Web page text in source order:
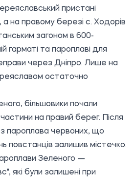
пристані
на правому березі с. Ходорів
загоном в 600-
гарматі та пароплаві для
через Дніпро. Лише на
остаточно
більшовики почали
на правий берег. Після
пароплава червоних, що
повстанців залишив містечко.
Зеленого —
які були залишені при